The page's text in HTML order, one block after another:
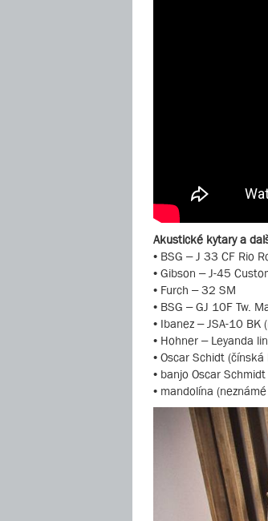
Akustické kytary a
• BSG – J 33 CF Rio
• Gibson – J-45
• Furch – 32 SM
• BSG – GJ 10F Tw.
• Ibanez – JSA-10 BK
• Hohner – Leyanda
• Oscar Schidt
• banjo Oscar Schmidt
• mandolína